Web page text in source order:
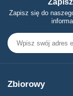
Zapisz się do
Zbiorowy